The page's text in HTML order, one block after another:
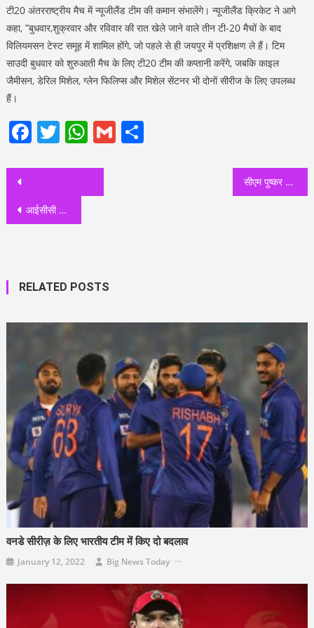
टी20 अंतरराष्ट्रीय मैच में न्यूजीलैंड टीम की कमान संभालेंगे। न्यूजीलैंड क्रिकेट ने आगे
कहा, ”बुधवार,शुक्रवार और रविवार की रात खेले जाने वाले तीन टी-20 मैचों के बाद
विलियमसन टेस्ट समूह में शामिल होंगे, जो पहले से ही जयपुर में प्रशिक्षण ले हैं। टिम
साउदी बुधवार को शुरुआती मैच के लिए टी20 टीम की कप्तानी करेंगे, जबकि काइल
जैमीसन, डेरिल मिशेल, ग्लेन फिलिप्स और मिशेल सेंटनर भी दोनों सीरीज के लिए उपलब्ध
हैं।
Facebook
Twitter
WhatsApp
GmailShare
Post
navigation
आईसीसी पुरुष टी-20 विश्व कप टीम में किसी भारतीय को नहीं मिली जगह
सीएम पुष्कर सिंह धामी एवं भाजपा राष्ट्रीय अध्यक्ष जेपी नड्डा ने रुद्रपुर में बाबा साहेब डॉ. भीमराव अंबेडकर की प्रतिमा पर माल्यार्पण कर श्रद्धांजलि अर्पित की
RELATED POSTS
वनडे सीरीज़ के लिए भारतीय टीम में किए दो बदलाव
January 12, 2022 Big News Today